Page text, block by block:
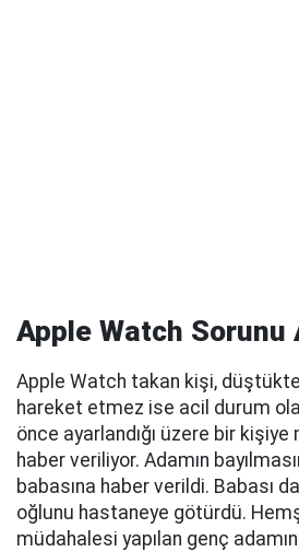
Apple Watch Sorunu
Apple Watch takan kişi,
hareket etmez ise acil durum
önce ayarlandığı üzere bir kişiye
haber veriliyor. Adamın
babasına haber verildi. Babası
oğlunu hastaneye götürdü.
müdahalesi yapılan genç